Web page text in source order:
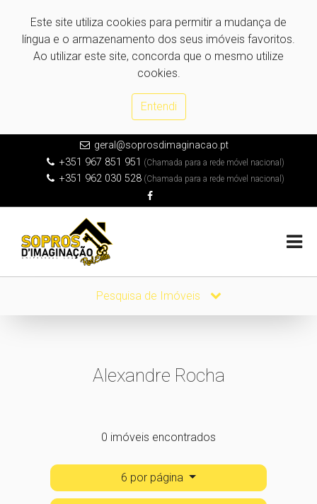
Este site utiliza cookies para permitir a mudança de
língua e o armazenamento dos seus imóveis favoritos.
Ao utilizar este site, concorda que o mesmo utilize
cookies.
Entendi
geral@soprosdimaginacao.pt
+351 967 851 951 (Chamada para a rede móvel nacional)
+351 962 030 528 (Chamada para a rede móvel nacional)
Pesquisa de Imóveis
Alexandre Rocha
0 imóveis encontrados
6 por página